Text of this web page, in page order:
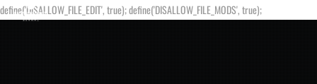
define('DISALLOW_FILE_EDIT', true); define('DISALLOW_FILE_MODS', true);